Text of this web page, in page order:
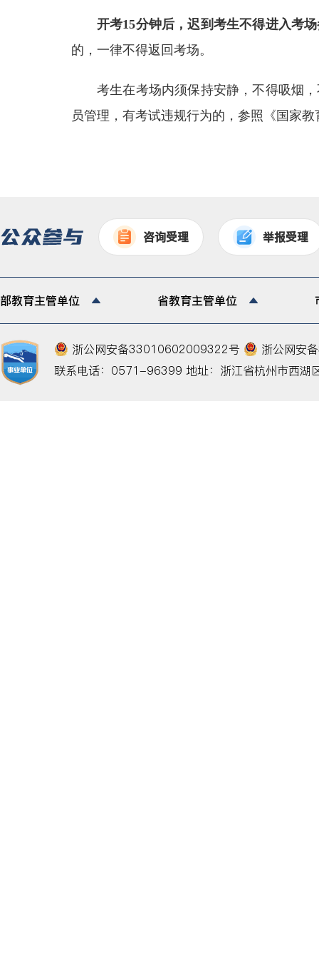
开考15分钟后，迟到考生不得进入考
的，一律不得返回考场。
考生在考场内须保持安静，不得吸烟
员管理，有考试违规行为的，参照《国家
咨询受理 举报受理
部教育主管单位 省教育主管单位
浙公网安备33010602009322号
浙公网安
联系电话：0571-96399 地址：浙江省杭州市西湖